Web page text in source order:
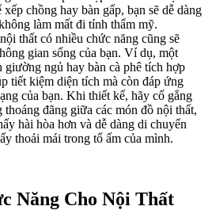
chồng hay bàn gấp, bạn sẽ dễ dàng
làm mất đi tính thẩm mỹ.
thất có nhiều chức năng cũng sẽ
gian sống của bạn. Ví dụ, một
giường ngủ hay bàn cà phê tích hợp
tiết kiệm diện tích mà còn đáp ứng
của bạn. Khi thiết kế, hãy cố gắng
đãng giữa các món đồ nội thất,
hài hòa hơn và dễ dàng di chuyển
thoải mái trong tổ ấm của mình.
Năng Cho Nội Thất